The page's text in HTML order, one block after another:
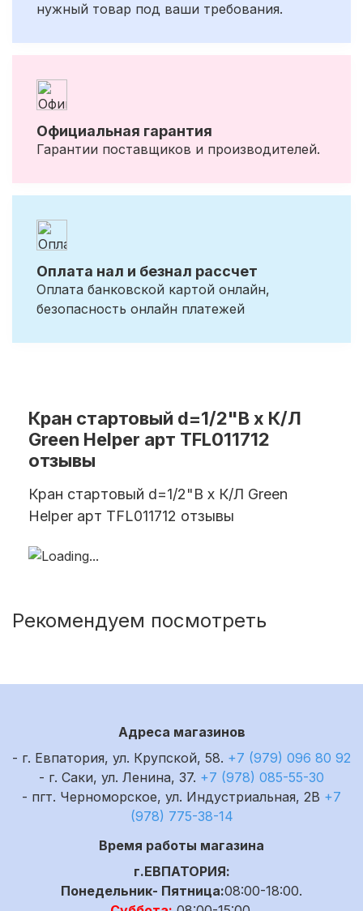
нужный товар под ваши требования.
Официальная гарантия
Гарантии поставщиков и производителей.
Оплата нал и безнал рассчет
Оплата банковской картой онлайн,
безопасность онлайн платежей
Кран стартовый d=1/2"В х К/Л
Green Helper арт TFL011712
отзывы
Кран стартовый d=1/2"В х К/Л Green
Helper арт TFL011712 отзывы
Рекомендуем посмотреть
Адреса магазинов
- г. Евпатория, ул. Крупской, 58. +7 (979) 096 80 92
- г. Саки, ул. Ленина, 37. +7 (978) 085-55-30
- пгт. Черноморское, ул. Индустриальная, 2В +7
(978) 775-38-14
Время работы магазина
г.ЕВПАТОРИЯ:
Понедельник- Пятница:08:00-18:00.